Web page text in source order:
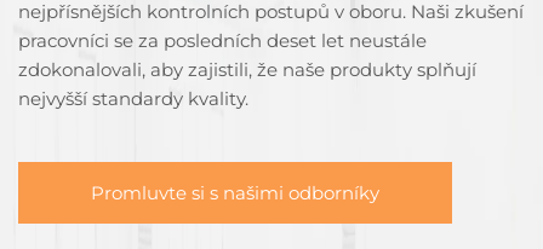
nejpřísnějších kontrolních postupů v oboru. Naši zkušení
pracovníci se za posledních deset let neustále
zdokonalovali, aby zajistili, že naše produkty splňují
nejvyšší standardy kvality.
Promluvte si s našimi odborníky